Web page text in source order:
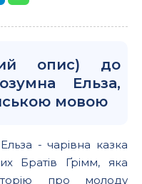
опис) до
Ельза,
мовою
- чарівна казка
Братів Ґрімм, яка
про молоду